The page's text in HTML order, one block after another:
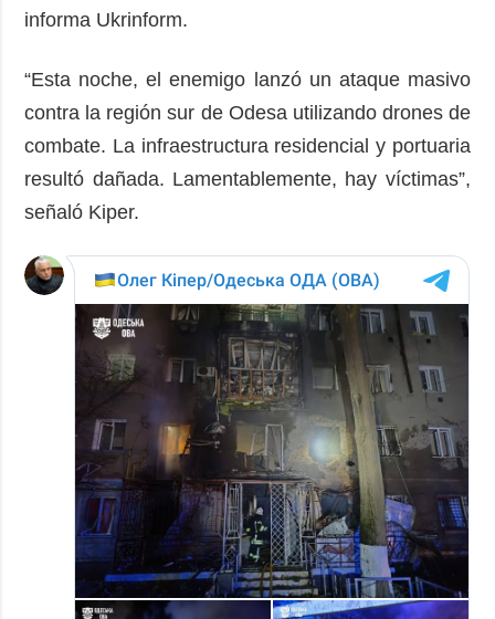
informa Ukrinform.
“Esta noche, el enemigo lanzó un ataque masivo
contra la región sur de Odesa utilizando drones de
combate. La infraestructura residencial y portuaria
resultó dañada. Lamentablemente, hay víctimas”,
señaló Kiper.